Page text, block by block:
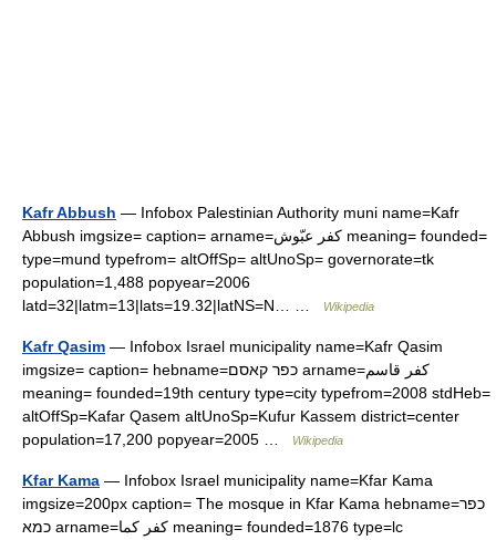
Kafr Abbush — Infobox Palestinian Authority muni name=Kafr
Abbush imgsize= caption= arname=كفر عبّوش meaning= founded=
type=mund typefrom= altOffSp= altUnoSp= governorate=tk
population=1,488 popyear=2006
latd=32|latm=13|lats=19.32|latNS=N… …
Wikipedia
Kafr Qasim — Infobox Israel municipality name=Kafr Qasim
imgsize= caption= hebname=כפר קאסם arname=كفر قاسم
meaning= founded=19th century type=city typefrom=2008 stdHeb=
altOffSp=Kafar Qasem altUnoSp=Kufur Kassem district=center
population=17,200 popyear=2005 …
Wikipedia
Kfar Kama — Infobox Israel municipality name=Kfar Kama
imgsize=200px caption= The mosque in Kfar Kama hebname=כפר
כמא arname=كفر كما meaning= founded=1876 type=lc